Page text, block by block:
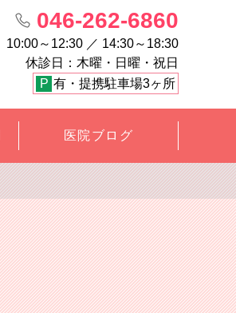
046-262-6860
10:00～12:30 ／ 14:30～18:30
休診日：木曜・日曜・祝日
P 有・提携駐車場3ヶ所
医院ブログ